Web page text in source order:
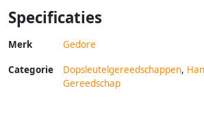
Specificaties
Merk Gedore
Categorie Dopsleutelgereedschappen,
Gereedschap